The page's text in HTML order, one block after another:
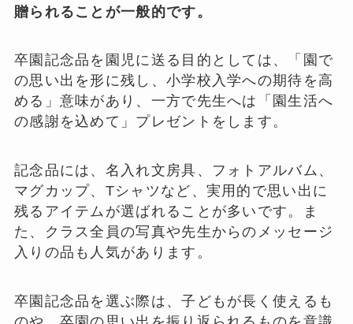
贈られることが一般的です。
卒園記念品を園児に送る目的としては、「園で
の思い出を形に残し、小学校入学への期待を高
める」意味があり、一方で先生へは「園生活へ
の感謝を込めて」プレゼントをします。
記念品には、名入れ文房具、フォトアルバム、
マグカップ、Tシャツなど、実用的で思い出に
残るアイテムが選ばれることが多いです。ま
た、クラス全員の写真や先生からのメッセージ
入りの品も人気があります。
卒園記念品を選ぶ際は、子どもが長く使えるも